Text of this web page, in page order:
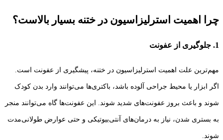
چرا اهمیت استرلیزاسیون در ختنه بسیار بالاست؟
1. جلوگیری از عفونت
مهم‌ترین علت اهمیت استرلیزاسیون در ختنه، پیشگیری از عفونت است.
اگر ابزار یا محیط جراحی آلوده باشد، باکتری‌ها می‌توانند وارد بدن کودک
شوند و باعث بروز عفونت‌های شدید شوند. این عفونت‌ها گاه می‌توانند منجر
به بستری شدن، نیاز به درمان‌های آنتی‌بیوتیکی و حتی عوارض طولانی‌مدت
شوند.